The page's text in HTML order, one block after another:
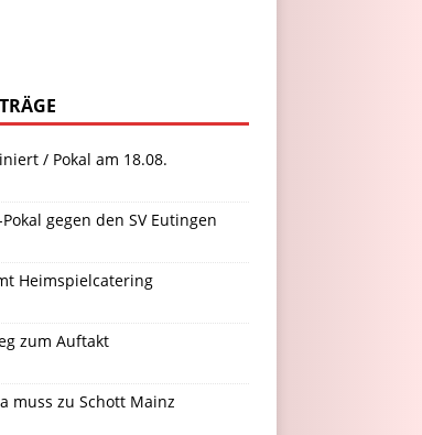
/ Pokal am 18.08.
gegen den SV Eutingen
Heimspielcatering
zum Auftakt
muss zu Schott Mainz